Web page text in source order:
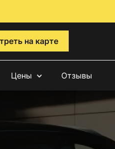
на карте
Цены Отзывы